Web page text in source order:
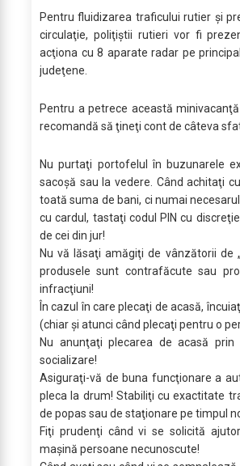
Pentru fluidizarea traficului rutier şi
circulaţie, poliţiştii rutieri vor fi
acţiona cu 8 aparate radar pe
judeţene.
Pentru a petrece această
recomandă să ţineţi cont de câteva
Nu purtaţi portofelul în buzunarele
sacoşă sau la vedere. Când achitaţi
toată suma de bani, ci numai
cu cardul, tastaţi codul PIN cu
de cei din jur!
Nu vă lăsaţi amăgiţi de vânzătorii de
produsele sunt contrafăcute sau
infracţiuni!
În cazul în care plecaţi de acasă,
(chiar şi atunci când plecaţi pentru o
Nu anunţaţi plecarea de acasă
socializare!
Asiguraţi-vă de buna funcţionare a
pleca la drum! Stabiliţi cu exactitate
de popas sau de staţionare pe timpul
Fiţi prudenţi când vi se solicită
maşină persoane necunoscute!